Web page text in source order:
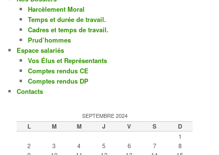
Harcèlement Moral
Temps et durée de travail.
Cadres et temps de travail.
Prud’hommes
Espace salariés
Vos Élus et Représentants
Comptes rendus CE
Comptes rendus DP
Contacts
SEPTEMBRE 2024
L M M J V S D
1
2
3 4 5 6 7
8